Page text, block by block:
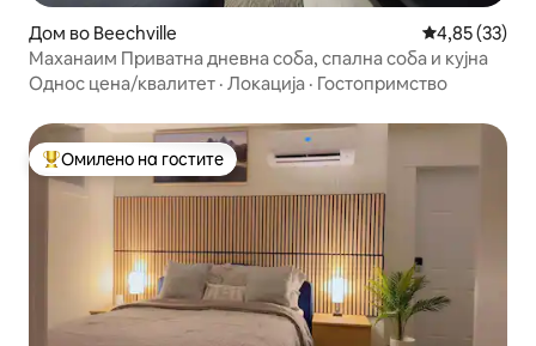
Дом во Beechville Просечна
4,85 (33)
Маханаим Приватна дневна соба, спална соба и кујна
Однос цена/квалитет · Локација · Гостопримство
Меѓу најуспешните „Омилени на гостите“
Омилено на гостите